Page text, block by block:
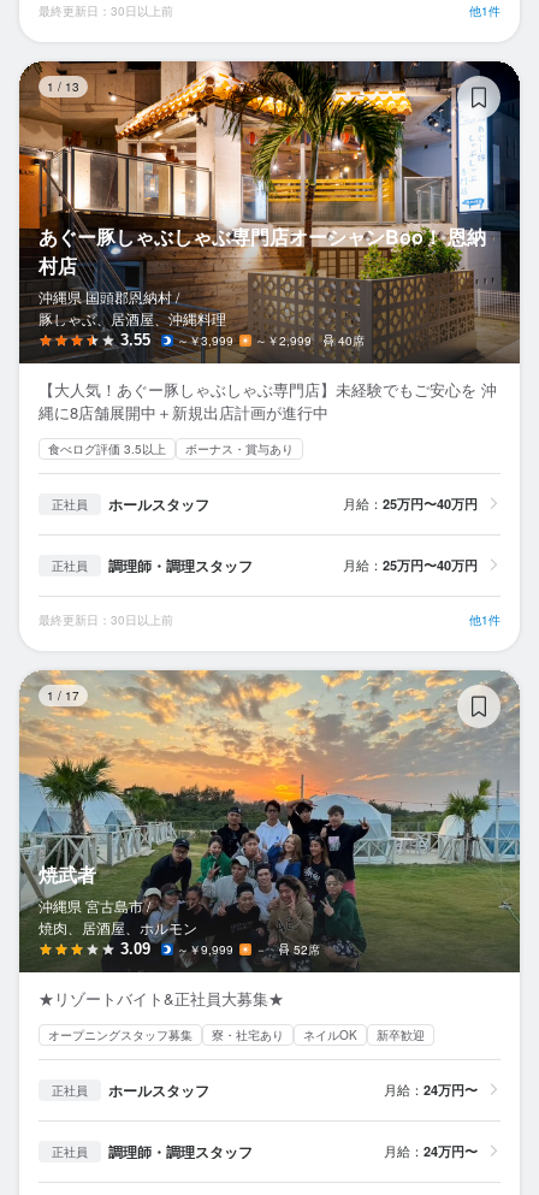
最終更新日：30日以上前 他1件
1 / 13
あぐー豚しゃぶしゃぶ専門店オーシャンBoo！ 恩納
村店
沖縄県 国頭郡恩納村 /
豚しゃぶ、居酒屋、沖縄料理
3.55 ～￥3,999 ～￥2,999 40席
【大人気！あぐー豚しゃぶしゃぶ専門店】未経験でもご安心を 沖
縄に8店舗展開中＋新規出店計画が進行中
食べログ評価 3.5以上 ボーナス・賞与あり
正社員 ホールスタッフ 月給： 25万円〜40万円
正社員 調理師・調理スタッフ 月給： 25万円〜40万円
最終更新日：30日以上前 他1件
1 / 17
焼武者
沖縄県 宮古島市 /
焼肉、居酒屋、ホルモン
3.09 ～￥9,999 － 52席
★リゾートバイト&正社員大募集★
オープニングスタッフ募集 寮・社宅あり ネイルOK 新卒歓迎
正社員 ホールスタッフ 月給： 24万円〜
正社員 調理師・調理スタッフ 月給： 24万円〜